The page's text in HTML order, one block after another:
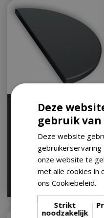
The Bastard half moon
stone black 1pcs Medium
95
Deze
gebruik van
Deze website
onze website te
met alle cookies in
ons Cookiebeleid.
Strikt
noodzakelijk